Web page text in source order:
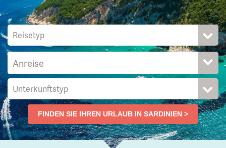
Reisetyp
Unterkunftstyp
FINDEN SIE IHREN URLAUB IN SARDINIEN >